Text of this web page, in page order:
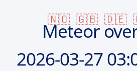
🇳🇴 🇬🇧 🇩🇪
Meteor
2026-03-27